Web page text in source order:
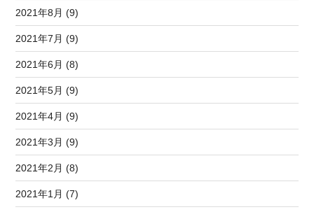
2021年8月 (9)
2021年7月 (9)
2021年6月 (8)
2021年5月 (9)
2021年4月 (9)
2021年3月 (9)
2021年2月 (8)
2021年1月 (7)